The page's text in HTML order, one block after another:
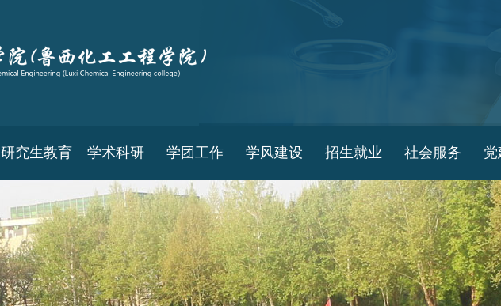
研究生教育 学术科研 学团工作 学风建设 招生就业 社会服务